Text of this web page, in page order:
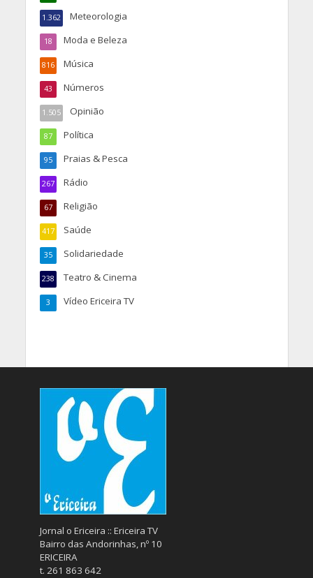
Meteorologia
1.362
Moda e Beleza
18
Música
816
Números
43
Opinião
1.505
Política
87
Praias & Pesca
95
Rádio
267
Religião
67
Saúde
417
Solidariedade
35
Teatro & Cinema
238
Vídeo Ericeira TV
3
Jornal o Ericeira :: Ericeira TV
Bairro das Andorinhas, nº 10
ERICEIRA
t. 261 863 642